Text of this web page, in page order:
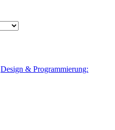
Design & Programmierung: